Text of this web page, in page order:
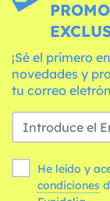
¡Sé el primero
novedades y
tu correo
He leído y
condiciones